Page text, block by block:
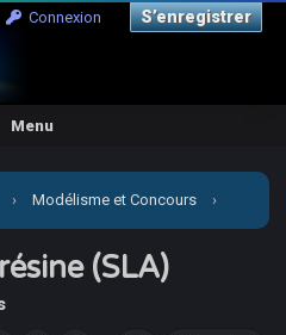
Connexion S’enregistrer
Menu
› Modélisme et Concours ›
Imprimante 3D résine (SLA)
(SLA)